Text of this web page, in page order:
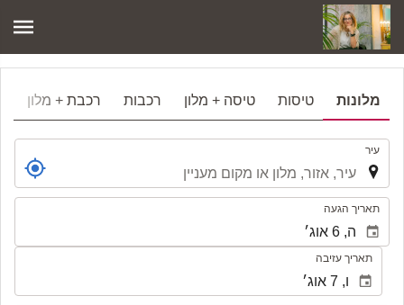
מלונות טיסות טיסה + מלון רכבות רכבת + מלון
עיר
תאריך הגעה
תאריך עזיבה